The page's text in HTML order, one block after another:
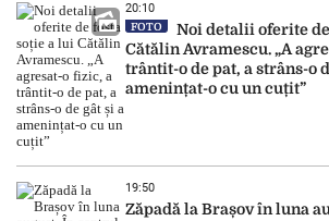
20:10
FOTO
Noi detalii oferite
Cătălin Avramescu. „A
trântit-o de pat, a strâns-o
amenințat-o cu un cuțit”
19:50
Zăpadă la Brașov în luna